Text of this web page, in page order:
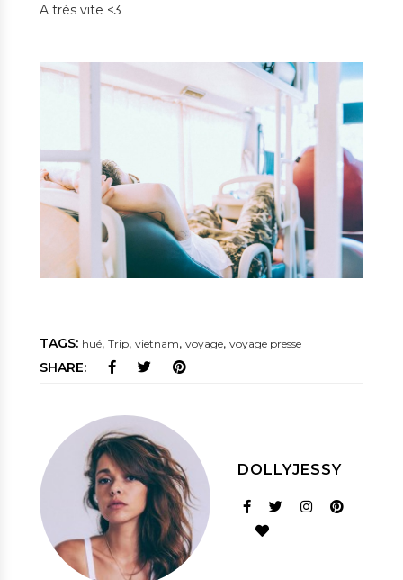
A très vite <3
TAGS: hué, Trip, vietnam, voyage, voyage presse
SHARE:
DOLLYJESSY